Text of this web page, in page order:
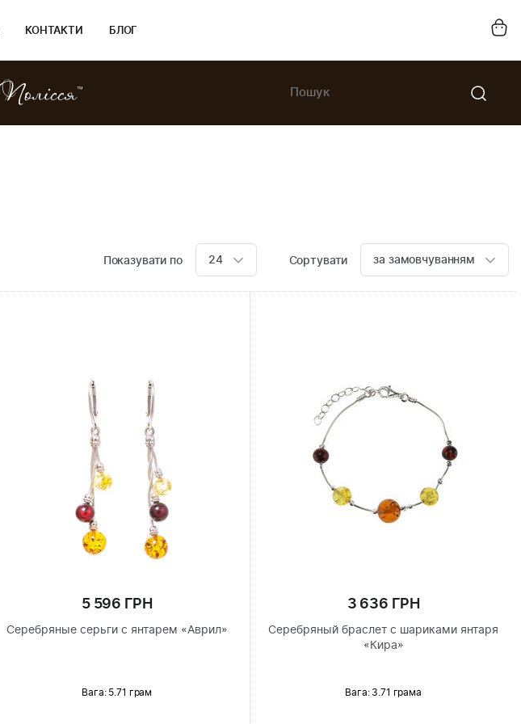
КОНТАКТИ БЛОГ
Показувати по 24 Сортувати за замовчуванням
5 596 ГРН
Серебряные серьги с янтарем «Аврил»
Вага: 5.71 грам
3 636 ГРН
Серебряный браслет с шариками янтаря
«Кира»
Вага: 3.71 грама